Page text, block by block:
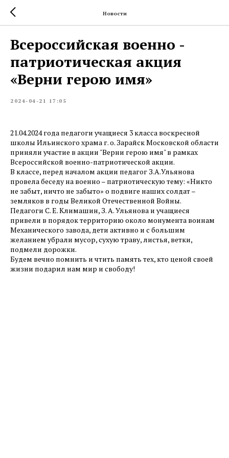
Новости
Всероссийская военно -
патриотическая акция
«Верни герою имя»
2024-04-21 17:05
21.04.2024 года педагоги учащиеся 3 класса воскресной
школы Ильинского храма г. о. Зарайск Московской области
приняли участие в акции "Верни герою имя" в рамках
Всероссийской военно-патриотической акции.
В классе, перед началом акции педагог З.А.Ульянова
провела беседу на военно – патриотическую тему: «Никто
не забыт, ничто не забыто» о подвиге наших солдат –
земляков в годы Великой Отечественной Войны.
Педагоги С. Е. Климашин, З. А. Ульянова и учащиеся
привели в порядок территорию около монумента воинам
Механического завода, дети активно и с большим
желанием убрали мусор, сухую траву, листья, ветки,
подмели дорожки.
Будем вечно помнить и чтить память тех, кто ценой своей
жизни подарил нам мир и свободу!